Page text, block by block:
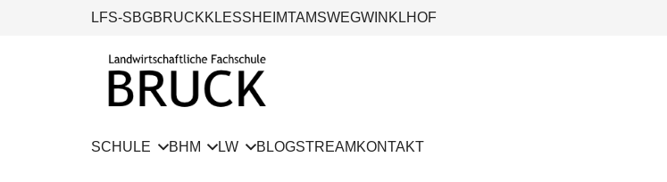
LFS-SBGBRUCKKLESSHEIMTAMSWEGWINKLHOF
SCHULE BHM LW BLOGSTREAM KONTAKT